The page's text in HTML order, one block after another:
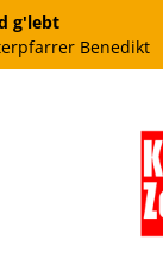
g'lebt
Benedikt